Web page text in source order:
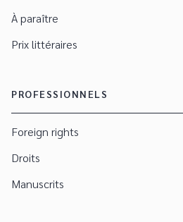
À paraître
Prix littéraires
PROFESSIONNELS
Foreign rights
Droits
Manuscrits